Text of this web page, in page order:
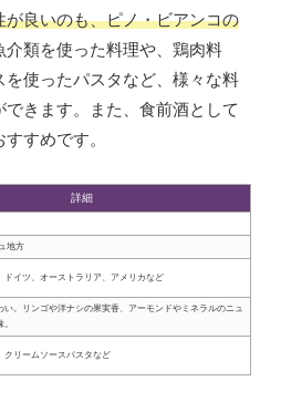
が良いのも、ピノ・ビアンコの
介類を使った料理や、鶏肉料
を使ったパスタなど、様々な料
きます。また、食前酒として
すめです。
詳細
地方
ドイツ、オーストラリア、アメリカなど
い。リンゴや洋ナシの果実香、アーモンドやミネラルのニュ
クリームソースパスタなど